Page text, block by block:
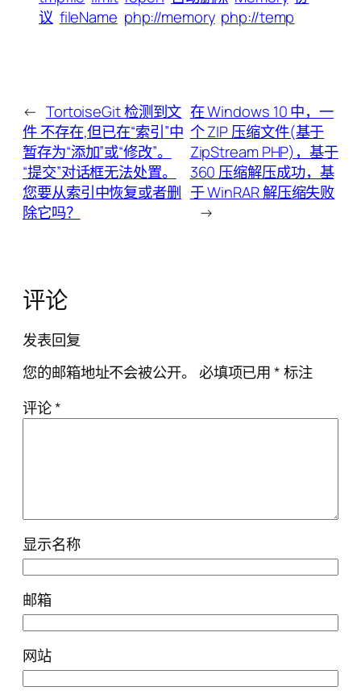
议 fileName php://memory php://temp
← TortoiseGit 检测到文
件 不存在,但已在“索引”中
暂存为“添加”或“修改”。
“提交”对话框无法处置。
您要从索引中恢复或者删
除它吗？
在 Windows 10 中，一
个 ZIP 压缩文件(基于
ZipStream PHP)，基于
360 压缩解压成功，基
于 WinRAR 解压缩失败
→
评论
发表回复
您的邮箱地址不会被公开。 必填项已用*标注
评论*
显示名称
邮箱
网站